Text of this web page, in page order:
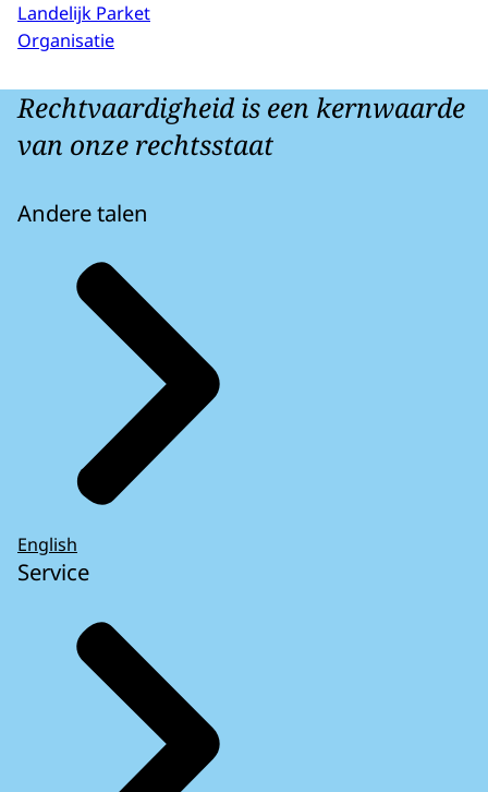
Landelijk Parket
Organisatie
Rechtvaardigheid is een kernwaarde
van onze rechtsstaat
Andere talen
English
Service